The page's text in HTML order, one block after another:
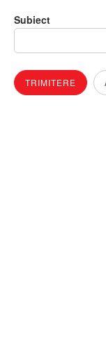
Subiect
TRIMITERE